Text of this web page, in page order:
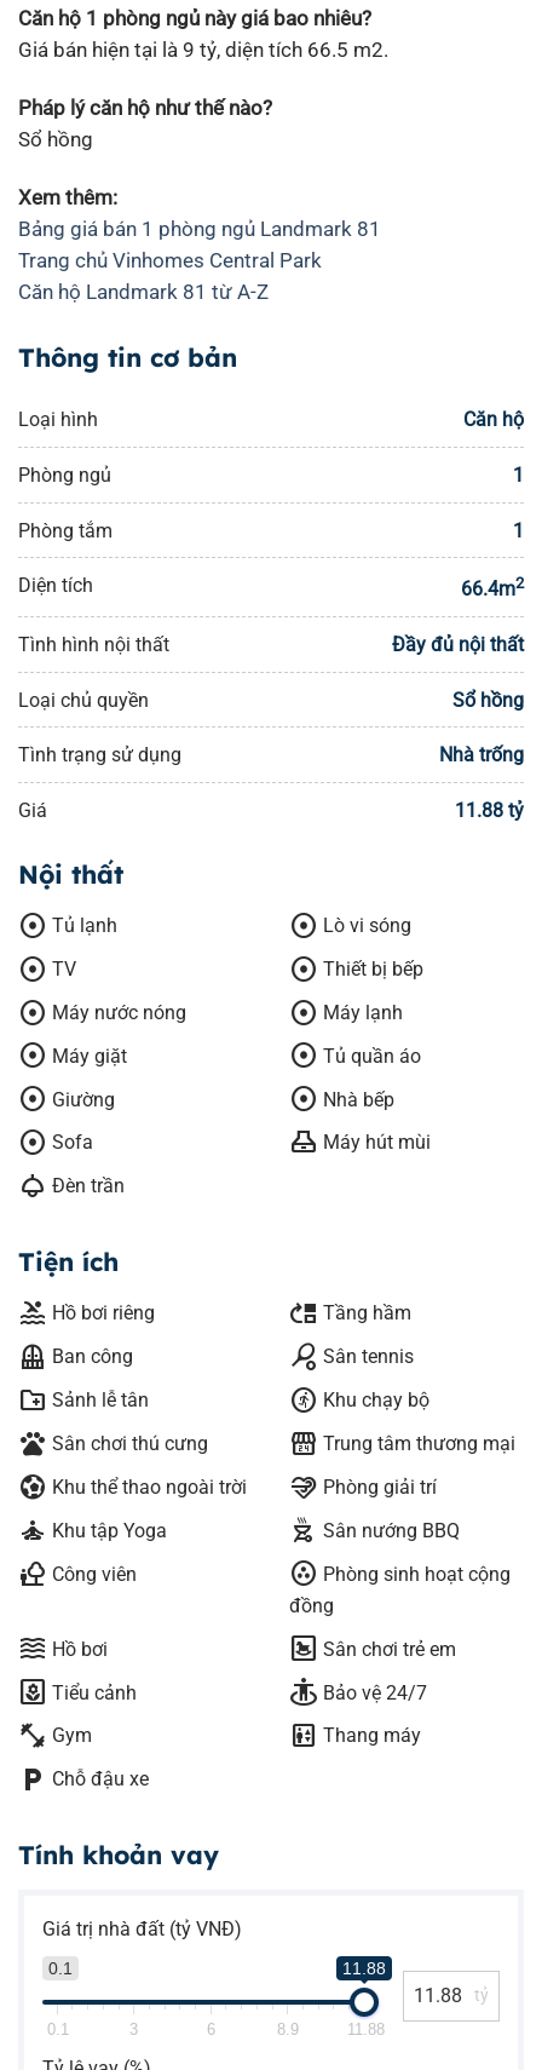
Căn hộ 1 phòng ngủ này giá bao nhiêu?
Giá bán hiện tại là 9 tỷ, diện tích 66.5 m2.
Pháp lý căn hộ như thế nào?
Sổ hồng
Xem thêm:
Bảng giá bán 1 phòng ngủ Landmark 81
Trang chủ Vinhomes Central Park
Căn hộ Landmark 81 từ A-Z
Thông tin cơ bản
Loại hình Căn hộ
Phòng ngủ 1
Phòng tắm 1
Diện tích 66.4m2
Tình hình nội thất Đầy đủ nội thất
Loại chủ quyền Sổ hồng
Tình trạng sử dụng Nhà trống
Giá 11.88 tỷ
Nội thất
adjust Tủ lạnh adjust Lò vi sóng
adjust TV adjust Thiết bị bếp
adjust Máy nước nóng adjust Máy lạnh
adjust Máy giặt adjust Tủ quần áo
adjust Giường adjust Nhà bếp
adjust Sofa range_hood Máy hút mùi
light Đèn trần
Tiện ích
pool Hồ bơi riêng move_up Tầng hầm
balcony Ban công sports_tennis Sân tennis
create_new_folder Sảnh lễ tân run_circle Khu chạy bộ
pets Sân chơi thú cưng local_convenience_store Trung tâm thương mại
sports_and_outdoors Khu thể thao ngoài trời relax Phòng giải trí
self_improvement Khu tập Yoga outdoor_grill Sân nướng BBQ
nature_people Công viên communities Phòng sinh hoạt cộng
đồng
waves Hồ bơi bedroom_baby Sân chơi trẻ em
yard Tiểu cảnh guardian Bảo vệ 24/7
fitness_center Gym elevator Thang máy
local_parking Chỗ đậu xe
Tính khoản vay
Giá trị nhà đất (tỷ VNĐ)
0.1 11.88
0.1 3 6 8.9 11.88
tỷ